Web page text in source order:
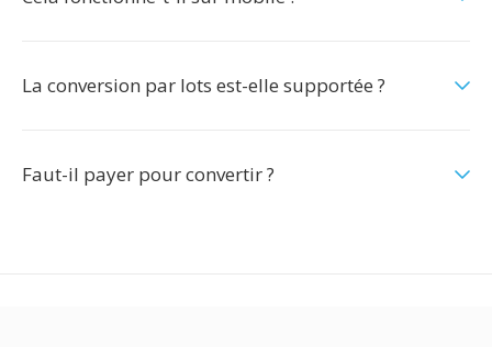
La conversion par lots est-elle supportée ?
Faut-il payer pour convertir ?